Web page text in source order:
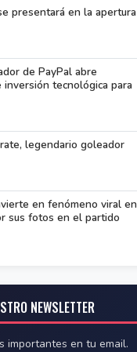
presentará en la apertura
de PayPal abre
tecnológica para
legendario goleador
en fenómeno viral en
sus fotos en el partido
NEWSLETTER
importantes en tu email.